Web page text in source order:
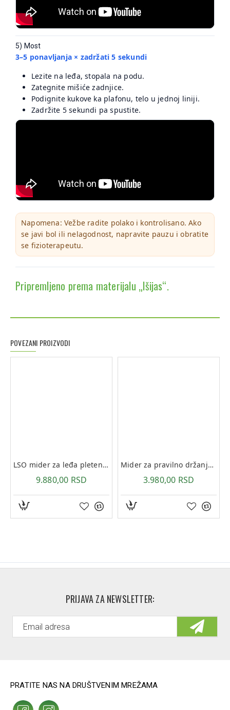
5) Most
3–5 ponavljanja × zadržati 5 sekundi
Lezite na leđa, stopala na podu.
Zategnite mišiće zadnjice.
Podignite kukove ka plafonu, telo u jednoj liniji.
Zadržite 5 sekundi pa spustite.
Napomena: Vežbe radite polako i kontrolisano. Ako
se javi bol ili nelagodnost, napravite pauzu i obratite
se fizioterapeutu.
Pripremljeno prema materijalu „Išijas“.
POVEZANI PROIZVODI
LSO mider za leđa pleteni ML510W
9.880,00 RSD
Mider za pravilno držanje ledja ML512
3.980,00 RSD
PRIJAVA ZA NEWSLETTER:
PRATITE NAS NA DRUŠTVENIM MREŽAMA